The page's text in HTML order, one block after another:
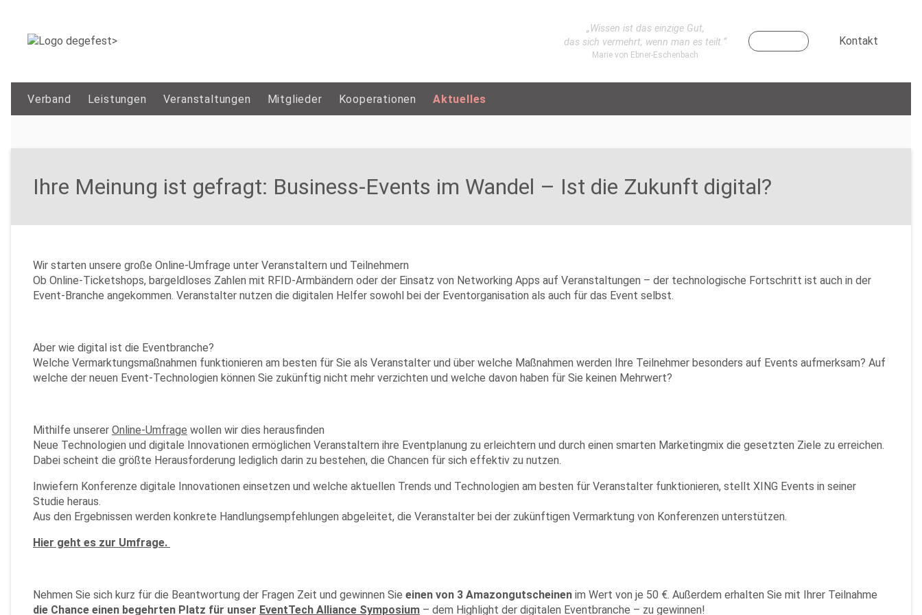
„Wissen ist das einzige Gut,
das sich vermehrt, wenn man es teilt.“
Marie von Ebner-Eschenbach
Kontakt
Verband Leistungen Veranstaltungen Mitglieder Kooperationen Aktuelles
Ihre Meinung ist gefragt: Business-Events im Wandel – Ist die Zukunft digital?
Wir starten unsere große Online-Umfrage unter Veranstaltern und Teilnehmern
Ob Online-Ticketshops, bargeldloses Zahlen mit RFID-Armbändern oder der Einsatz von Networking Apps auf Veranstaltungen – der technologische Fortschritt ist auch in der
Event-Branche angekommen. Veranstalter nutzen die digitalen Helfer sowohl bei der Eventorganisation als auch für das Event selbst.
Aber wie digital ist die Eventbranche?
Welche Vermarktungsmaßnahmen funktionieren am besten für Sie als Veranstalter und über welche Maßnahmen werden Ihre Teilnehmer besonders auf Events aufmerksam? Auf
welche der neuen Event-Technologien können Sie zukünftig nicht mehr verzichten und welche davon haben für Sie keinen Mehrwert?
Mithilfe unserer Online-Umfrage wollen wir dies herausfinden
Neue Technologien und digitale Innovationen ermöglichen Veranstaltern ihre Eventplanung zu erleichtern und durch einen smarten Marketingmix die gesetzten Ziele zu erreichen.
Dabei scheint die größte Herausforderung lediglich darin zu bestehen, die Chancen für sich effektiv zu nutzen.
Inwiefern Konferenze digitale Innovationen einsetzen und welche aktuellen Trends und Technologien am besten für Veranstalter funktionieren, stellt XING Events in seiner
Studie heraus.
Aus den Ergebnissen werden konkrete Handlungsempfehlungen abgeleitet, die Veranstalter bei der zukünftigen Vermarktung von Konferenzen unterstützen.
Hier geht es zur Umfrage.
Nehmen Sie sich kurz für die Beantwortung der Fragen Zeit und gewinnen Sie einen von 3 Amazongutscheinen im Wert von je 50 €. Außerdem erhalten Sie mit Ihrer Teilnahme
die Chance einen begehrten Platz für unser EventTech Alliance Symposium – dem Highlight der digitalen Eventbranche – zu gewinnen!